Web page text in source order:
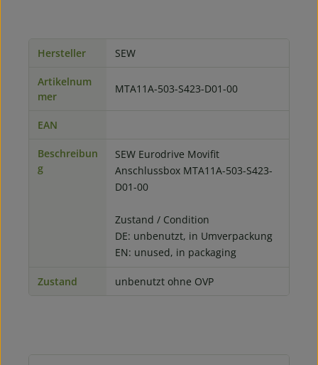
Hersteller SEW
Artikelnum
mer
MTA11A-503-S423-D01-00
EAN
Beschreibun
g
SEW Eurodrive Movifit
Anschlussbox MTA11A-503-S423-
D01-00
Zustand / Condition
DE: unbenutzt, in Umverpackung
EN: unused, in packaging
Zustand unbenutzt ohne OVP